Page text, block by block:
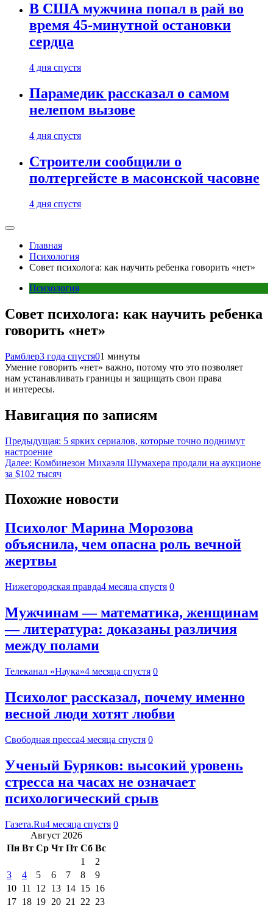
В США мужчина попал в рай во
время 45-минутной остановки
сердца
4 дня спустя
Парамедик рассказал о самом
нелепом вызове
4 дня спустя
Строители сообщили о
полтергейсте в масонской часовне
4 дня спустя
Главная
Психология
Совет психолога: как научить ребенка говорить «нет»
Психология
Совет психолога: как научить ребенка
говорить «нет»
Рамблер3 года спустя01 минуты
Умение говорить «нет» важно, потому что это позволяет
нам устанавливать границы и защищать свои права
и интересы.
Навигация по записям
Предыдущая: 5 ярких сериалов, которые точно поднимут
настроение
Далее: Комбинезон Михаэля Шумахера продали на аукционе
за $102 тысяч
Похожие новости
Психолог Марина Морозова
объяснила, чем опасна роль вечной
жертвы
Нижегородская правда4 месяца спустя 0
Мужчинам — математика, женщинам
— литература: доказаны различия
между полами
Телеканал «Наука»4 месяца спустя 0
Психолог рассказал, почему именно
весной люди хотят любви
Свободная пресса4 месяца спустя 0
Ученый Буряков: высокий уровень
стресса на часах не означает
психологический срыв
Газета.Ru4 месяца спустя 0
Август 2026
Пн Вт Ср Чт Пт Сб Вс
1
2
3
4 5 6 7 8
9
10 11 12 13 14 15 16
17 18 19 20 21 22 23